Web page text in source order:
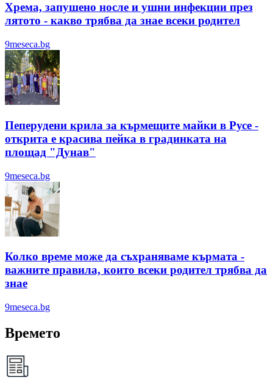
Хрема, запушено носле и ушни инфекции през
лятотo - какво трябва да знае всеки родител
9meseca.bg
Пеперудени крила за кърмещите майки в Русе -
открита е красива пейка в градинката на
площад "Дунав"
9meseca.bg
Колко време може да съхраняваме кърмата -
важните правила, които всеки родител трябва да
знае
9meseca.bg
Времето